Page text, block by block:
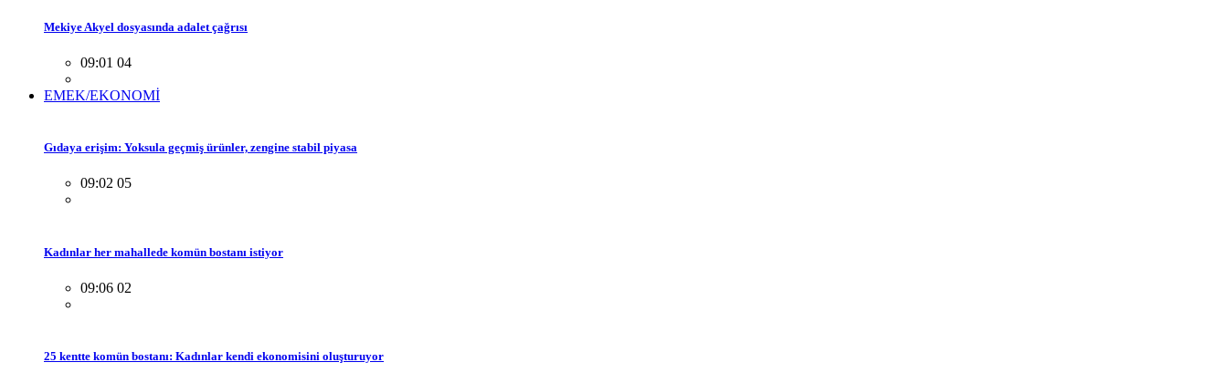
Mekiye Akyel dosyasında adalet çağrısı
09:01 04
EMEK/EKONOMİ
Gıdaya erişim: Yoksula geçmiş ürünler, zengine stabil piyasa
09:02 05
Kadınlar her mahallede komün bostanı istiyor
09:06 02
25 kentte komün bostanı: Kadınlar kendi ekonomisini oluşturuyor